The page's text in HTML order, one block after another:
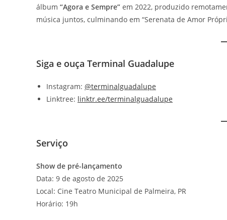
álbum “Agora e Sempre” em 2022, produzido
música juntos, culminando em “Serenata de Amor
Siga e ouça Terminal Guadalupe
Instagram: @terminalguadalupe
Linktree: linktr.ee/terminalguadalupe
Serviço
Show de pré-lançamento
Data: 9 de agosto de 2025
Local: Cine Teatro Municipal de Palmeira, PR
Horário: 19h